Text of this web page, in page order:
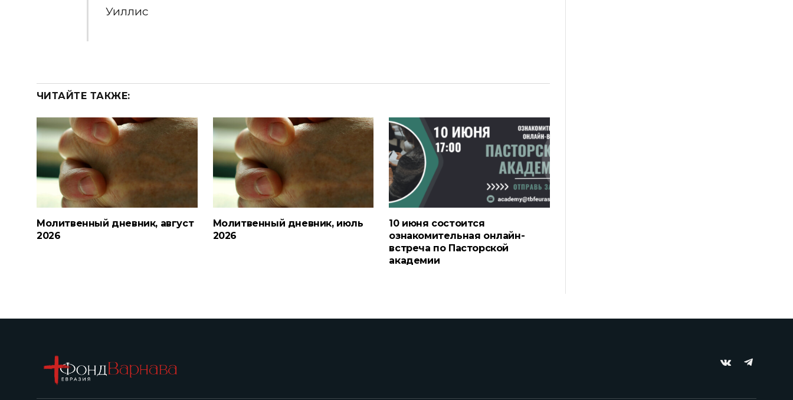
Уиллис
ЧИТАЙТЕ ТАКЖЕ:
Молитвенный дневник, август
2026
Молитвенный дневник, июль
2026
10 июня состоится
ознакомительная онлайн-
встреча по Пасторской
академии
VKontakteTelegram